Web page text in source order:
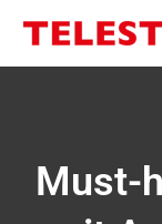
Must-